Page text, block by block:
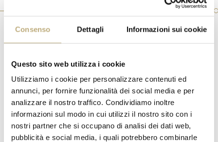
Consenso Dettagli Informazioni sui cookie
Questo sito web utilizza i cookie
Utilizziamo i cookie per personalizzare contenuti ed
annunci, per fornire funzionalità dei social media e per
analizzare il nostro traffico. Condividiamo inoltre
informazioni sul modo in cui utilizzi il nostro sito con i
nostri partner che si occupano di analisi dei dati web,
pubblicità e social media, i quali potrebbero combinarle
Dolce vita tra le montagne- questo è il Lago di
Garda. Riva, Sirmione, Limone - antichi villaggi di
pescatori dal fascino unico, che vale senz’altro la pena di
visitare. I villaggi intorno alla sponda settentrionale del
Lago di Garda invitano apasseggiaree avagare
nostro consiglio: assaggiate dei gustosi spaghetti con
pesce fresco!